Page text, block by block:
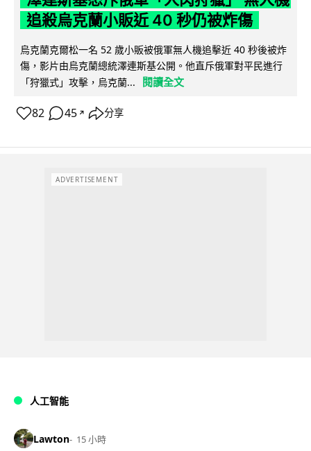
追殺烏克蘭小販近 40 秒仍被炸傷
烏克蘭克爾松一名 52 歲小販被俄軍無人機追擊近 40 秒後被炸
傷，影片由烏克蘭總統澤連斯基公開。他直斥俄軍對平民進行
「狩獵式」攻擊，烏克蘭...
閱讀全文
82 45 ↗ 分享
ADVERTISEMENT
人工智能
Lawton 15 小時